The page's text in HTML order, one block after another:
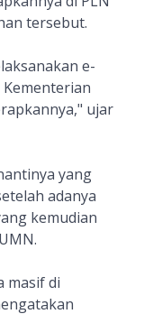
tersebut.
e-
ujar
yang
adanya
kemudian
masif di